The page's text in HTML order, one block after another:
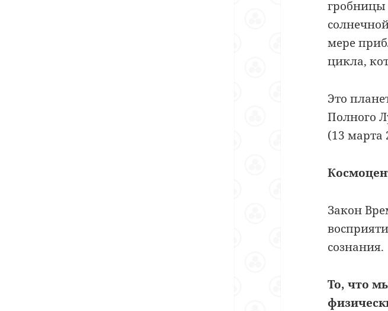
гробницы
мере
цикла,
Это
Полного
(13 марта
Закон
сознания.
То, что